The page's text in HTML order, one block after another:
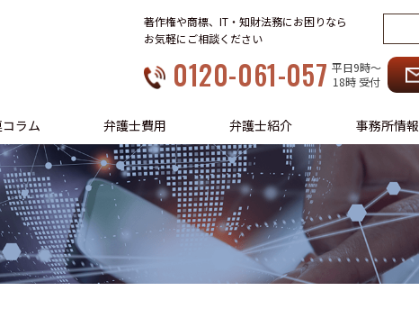
著作権や商標、IT・知財法務にお困りなら
お気軽にご相談ください
0120-061-057 平日9時〜
18時 受付
ラム 弁護士費用 弁護士紹介 事務所情報